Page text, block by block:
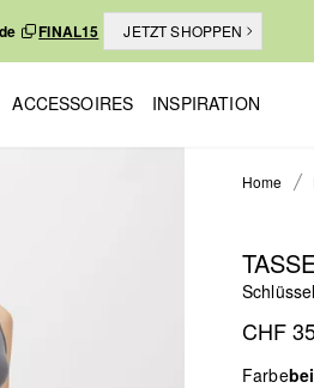
FINAL15 JETZT SHOPPEN
ACCESSOIRES INSPIRATION
Home
CHF
Farbe